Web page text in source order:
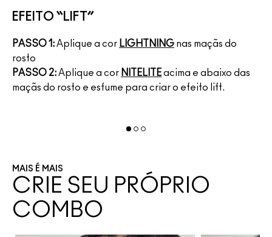
EFEITO “LIFT”
PASSO 1:Aplique a cor LIGHTNING nas maçãs do
rosto
PASSO 2:Aplique a cor NITELITEacima e abaixo das
maçãs do rosto e esfume para criar o efeito lift.
MAIS É MAIS
CRIE SEU PRÓPRIO
COMBO